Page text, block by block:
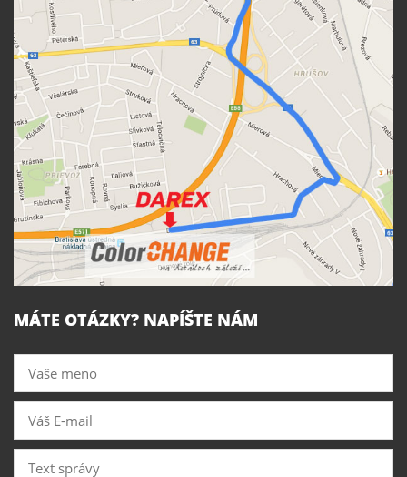
MÁTE OTÁZKY? NAPÍŠTE NÁM